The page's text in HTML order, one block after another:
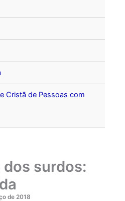
Cristã de Pessoas com
surdos:
de 2018